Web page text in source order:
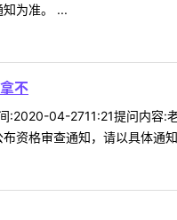
为准。 ...
不
04-2711:21提问内容:
资格审查通知，请以具体通